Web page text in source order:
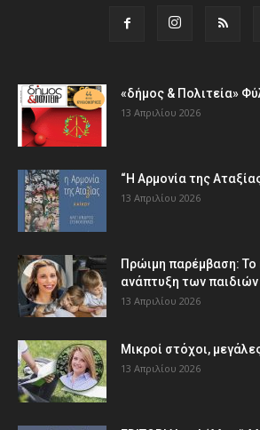
«δήμος & Πολιτεία»
13 Απριλίου 2026
“Η Αρμονία της
13 Απριλίου 2026
Πρώιμη παρέμβαση: Το
ανάπτυξη των
13 Απριλίου 2026
Μικροί στόχοι,
13 Απριλίου 2026